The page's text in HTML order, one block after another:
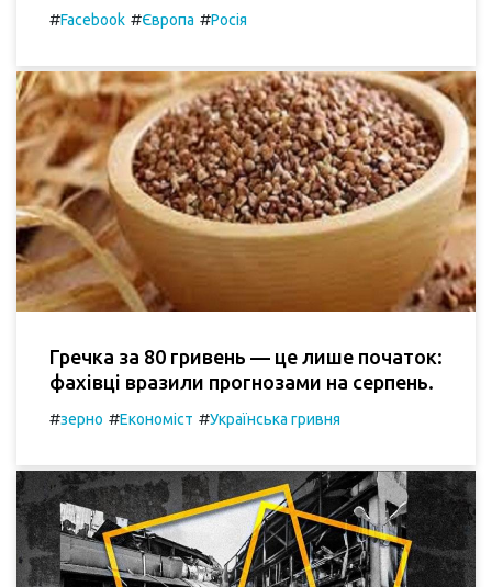
#Facebook #Європа #Росія
Гречка за 80 гривень — це лише початок:
фахівці вразили прогнозами на серпень.
#зерно #Економіст #Українська гривня